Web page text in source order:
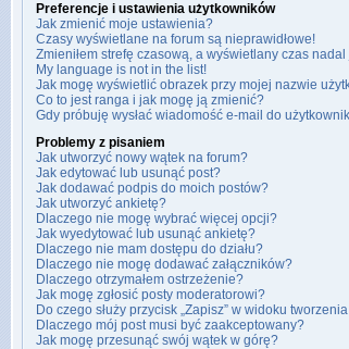
Preferencje i ustawienia użytkowników
Jak zmienić moje ustawienia?
Czasy wyświetlane na forum są nieprawidłowe!
Zmieniłem strefę czasową, a wyświetlany czas nadal
My language is not in the list!
Jak mogę wyświetlić obrazek przy mojej nazwie
Co to jest ranga i jak mogę ją zmienić?
Gdy próbuję wysłać wiadomość e-mail do
Problemy z pisaniem
Jak utworzyć nowy wątek na forum?
Jak edytować lub usunąć post?
Jak dodawać podpis do moich postów?
Jak utworzyć ankietę?
Dlaczego nie mogę wybrać więcej opcji?
Jak wyedytować lub usunąć ankietę?
Dlaczego nie mam dostępu do działu?
Dlaczego nie mogę dodawać załączników?
Dlaczego otrzymałem ostrzeżenie?
Jak mogę zgłosić posty moderatorowi?
Do czego służy przycisk „Zapisz” w widoku
Dlaczego mój post musi być zaakceptowany?
Jak mogę przesunąć swój wątek w górę?